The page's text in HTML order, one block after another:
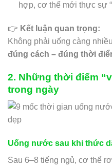
hợp, cơ thể mới thực sự
👉 Kết luận quan trọng:
Không phải uống càng
đúng cách – đúng thời
2. Những thời điểm
trong ngày
Uống nước sau khi thức
Sau 6–8 tiếng ngủ, cơ thể